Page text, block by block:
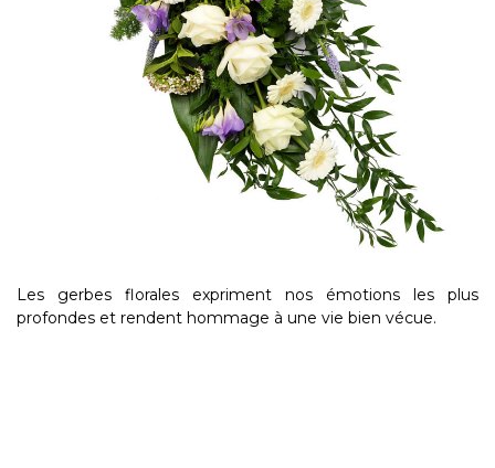
Les gerbes florales expriment nos émotions les plus
profondes et rendent hommage à une vie bien vécue.